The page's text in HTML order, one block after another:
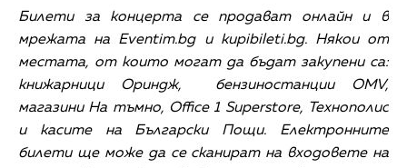
Билети за концерта се продават онлайн и в
мрежата на Еventim.bgи kupibileti.bg. Някои от
местата, от които могат да бъдат закупени са:
книжарници Ориндж, бензиностанции
OMV,
магазини На тъмно, Office 1 Superstore, Технополис
и касите на Български Пощи. Електронните
билети ще може да се сканират на входовете на